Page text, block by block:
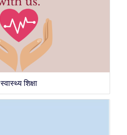
स्वास्थ्य शिक्षा